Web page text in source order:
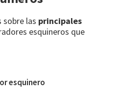
sobre las principales
esquineros que
esquinero